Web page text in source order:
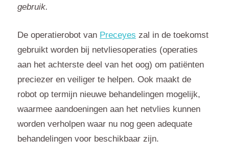
gebruik.
De operatierobot van Preceyes zal in de toekomst
gebruikt worden bij netvliesoperaties (operaties
aan het achterste deel van het oog) om patiënten
preciezer en veiliger te helpen. Ook maakt de
robot op termijn nieuwe behandelingen mogelijk,
waarmee aandoeningen aan het netvlies kunnen
worden verholpen waar nu nog geen adequate
behandelingen voor beschikbaar zijn.